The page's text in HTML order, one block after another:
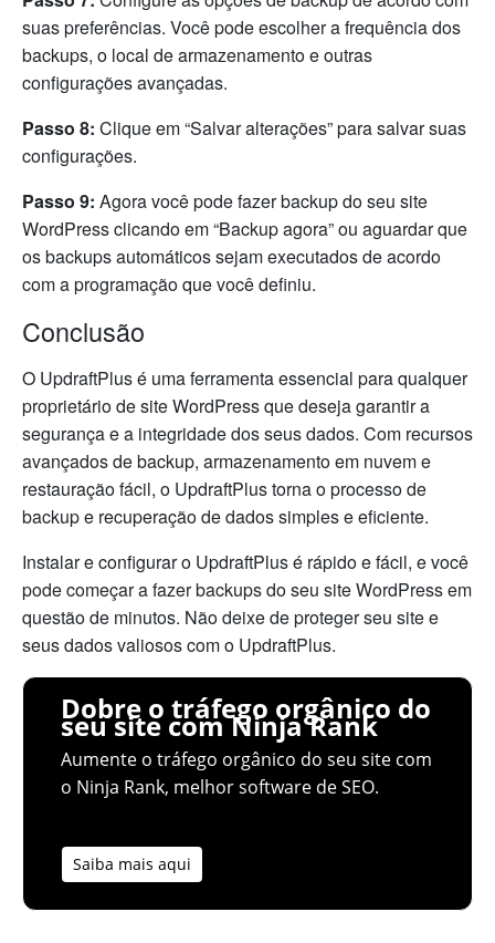
suas preferências. Você pode escolher a frequência dos
backups, o local de armazenamento e outras
configurações avançadas.
Passo 8: Clique em “Salvar alterações” para salvar suas
configurações.
Passo 9: Agora você pode fazer backup do seu site
WordPress clicando em “Backup agora” ou aguardar que
os backups automáticos sejam executados de acordo
com a programação que você definiu.
Conclusão
O UpdraftPlus é uma ferramenta essencial para qualquer
proprietário de site WordPress que deseja garantir a
segurança e a integridade dos seus dados. Com recursos
avançados de backup, armazenamento em nuvem e
restauração fácil, o UpdraftPlus torna o processo de
backup e recuperação de dados simples e eficiente.
Instalar e configurar o UpdraftPlus é rápido e fácil, e você
pode começar a fazer backups do seu site WordPress em
questão de minutos. Não deixe de proteger seu site e
seus dados valiosos com o UpdraftPlus.
Dobre o tráfego orgânico do
seu site com Ninja Rank
Aumente o tráfego orgânico do seu site com
o Ninja Rank, melhor software de SEO.
Saiba mais aqui